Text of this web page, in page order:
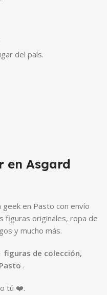
del país.
en Asgard
en Pasto con envío
figuras originales, ropa de
y mucho más.
figuras de colección,
.
tú ❤️.